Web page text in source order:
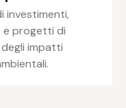
investimenti,
e progetti di
impatti